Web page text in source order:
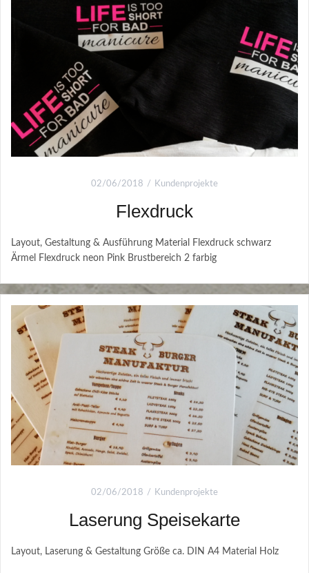
02/06/2018 Kundenprojekte
Flexdruck
Layout, Gestaltung & Ausführung Material Flexdruck schwarz
Ärmel Flexdruck neon Pink Brustbereich 2 farbig
02/06/2018 Kundenprojekte
Laserung Speisekarte
Layout, Laserung & Gestaltung Größe ca. DIN A4 Material Holz